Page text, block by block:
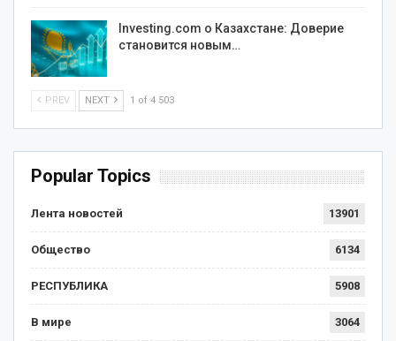
Investing.com о Казахстане: Доверие
становится новым…
PREV NEXT 1 of 4 503
Popular Topics
Лента новостей 13901
Общество 6134
РЕСПУБЛИКА 5908
В мире 3064